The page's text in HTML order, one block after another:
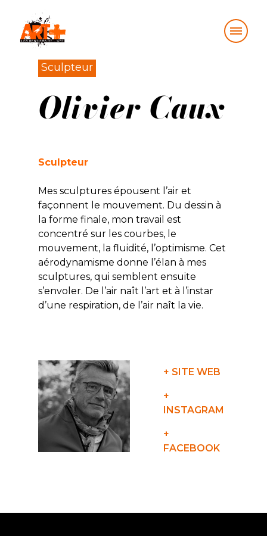
Sculpteur
Olivier Caux
Sculpteur
Mes sculptures épousent l’air et
façonnent le mouvement. Du dessin à
la forme finale, mon travail est
concentré sur les courbes, le
mouvement, la fluidité, l’optimisme. Cet
aérodynamisme donne l’élan à mes
sculptures, qui semblent ensuite
s’envoler. De l’air naît l’art et à l’instar
d’une respiration, de l’air naît la vie.
+ SITE WEB
+
INSTAGRAM
+
FACEBOOK